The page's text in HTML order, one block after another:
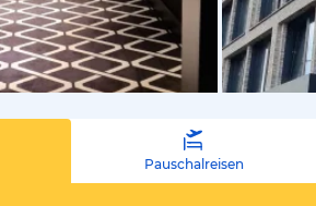
von
Pauschalreisen